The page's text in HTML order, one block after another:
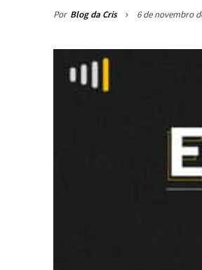
Por Blog da Cris 6 de novembro